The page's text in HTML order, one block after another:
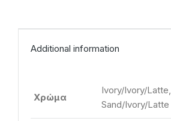
Additional information
Χρώμα
Ivory/Ivory/Latte,
Sand/Ivory/Latte